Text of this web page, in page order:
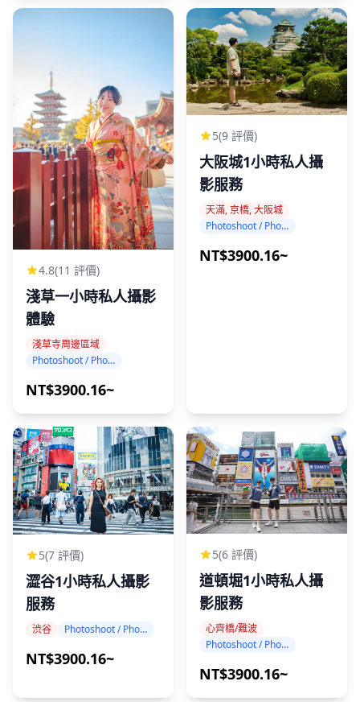
4.8(11 評價)
淺草一小時私人攝影
體驗
淺草寺周邊區域
Photoshoot / Photo tour
NT$3900.16~
5(9 評價)
大阪城1小時私人攝
影服務
天滿, 京橋, 大阪城
Photoshoot / Photo tour
NT$3900.16~
5(7 評價)
澀谷1小時私人攝影
服務
渋谷 Photoshoot / Photo tour
NT$3900.16~
5(6 評價)
道頓堀1小時私人攝
影服務
心齊橋/難波
Photoshoot / Photo tour
NT$3900.16~